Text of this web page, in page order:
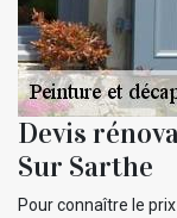
Devis
Sur Sarthe
Pour connaître le